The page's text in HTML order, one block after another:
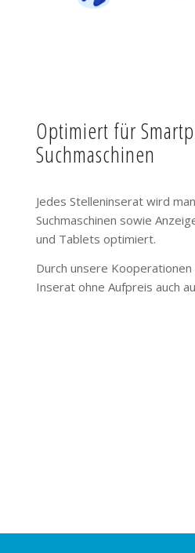
Optimiert für
Suchmaschinen
Jedes Stelleninserat wird
Suchmaschinen sowie
und Tablets optimiert.
Durch unsere
Inserat ohne Aufpreis auch